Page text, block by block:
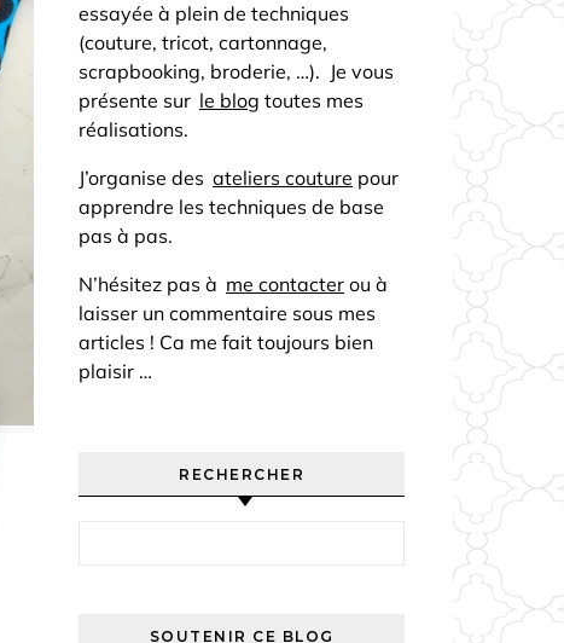
essayée à plein de techniques
(couture, tricot, cartonnage,
scrapbooking, broderie, …). Je vous
présente sur le blog toutes mes
réalisations.
J’organise des ateliers couture pour
apprendre les techniques de base
pas à pas.
N’hésitez pas à me contacter ou à
laisser un commentaire sous mes
articles ! Ca me fait toujours bien
plaisir …
RECHERCHER
SOUTENIR CE BLOG